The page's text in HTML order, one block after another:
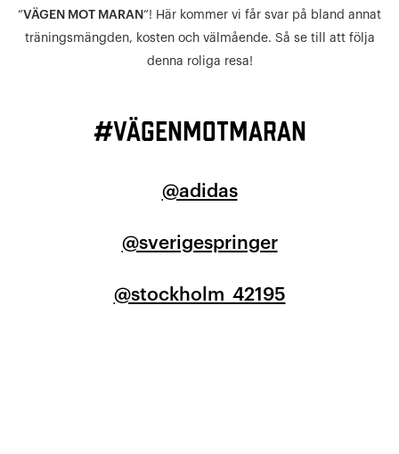
”VÄGEN MOT MARAN”! Här kommer vi får svar på bland annat
träningsmängden, kosten och välmående. Så se till att följa
denna roliga resa!
#vägenmotmaran
@adidas
@sverigespringer
@stockholm_42195